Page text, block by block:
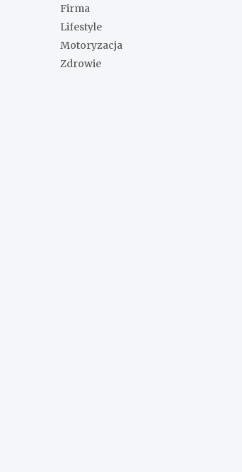
Firma
Lifestyle
Motoryzacja
Zdrowie